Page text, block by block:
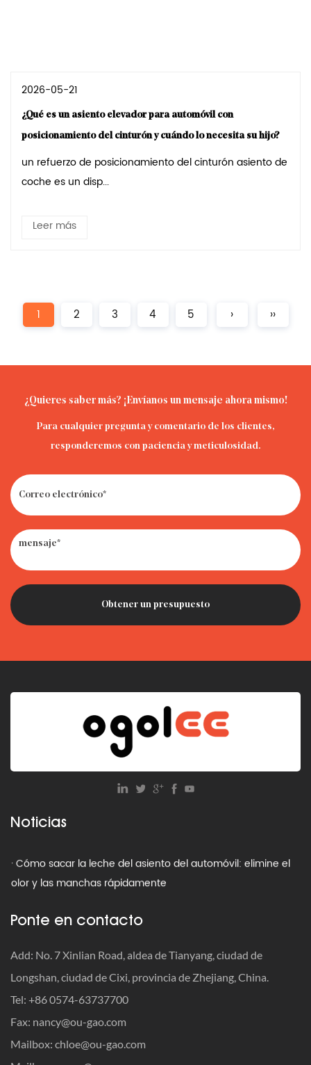
2026-05-21
¿Qué es un asiento elevador para automóvil con
posicionamiento del cinturón y cuándo lo necesita su hijo?
un refuerzo de posicionamiento del cinturón asiento de
coche es un disp...
Leer más
1 2 3 4 5 › ››
¿Quieres saber más? ¡Envíanos un mensaje ahora mismo!
Para cualquier pregunta y comentario de los clientes,
responderemos con paciencia y meticulosidad.
Noticias
· ¿Cómo deshacerse de los asientos viejos del automóvil:
reciclarlos, donarlos o tirarlos a la basura?
· ¿Cuál es el límite de peso para un asiento infantil para
automóvil?
cómo deshacerse de los asientos caducados
· Cómo sacar la leche del asiento del automóvil: elimine el
olor y las manchas rápidamente
definitiva para priorizar la seguridad
· ¿Cómo deshacerse de los asientos viejos del automóvil:
reciclarlos, donarlos o tirarlos a la basura?
· ¿Cuál es el límite de peso para un asiento infantil para
automóvil?
Ponte en contacto
Add: No. 7 Xinlian Road, aldea de Tianyang, ciudad de
Longshan, ciudad de Cixi, provincia de Zhejiang, China.
Tel: +86 0574-63737700
Fax: nancy@ou-gao.com
Mailbox: chloe@ou-gao.com